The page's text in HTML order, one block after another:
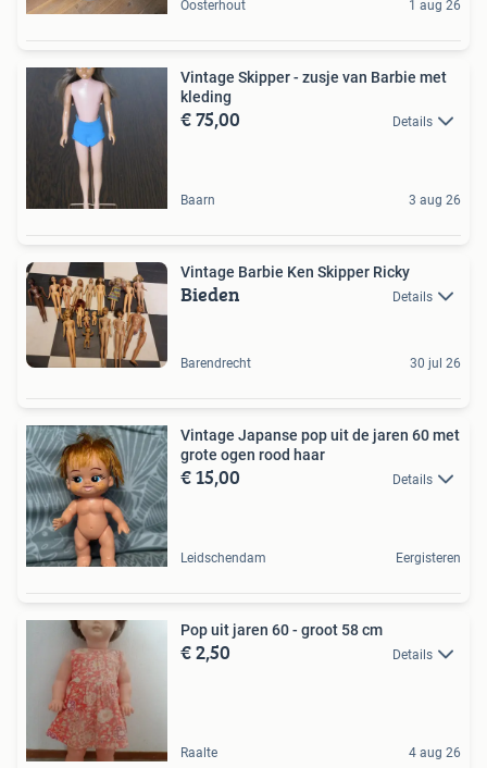
Oosterhout 1 aug 26
Vintage Skipper - zusje van Barbie met
kleding
€ 75,00 Details
Baarn 3 aug 26
Vintage Barbie Ken Skipper Ricky
Bieden Details
Barendrecht 30 jul 26
Vintage Japanse pop uit de jaren 60 met
grote ogen rood haar
€ 15,00 Details
Leidschendam Eergisteren
Pop uit jaren 60 - groot 58 cm
€ 2,50 Details
Raalte 4 aug 26